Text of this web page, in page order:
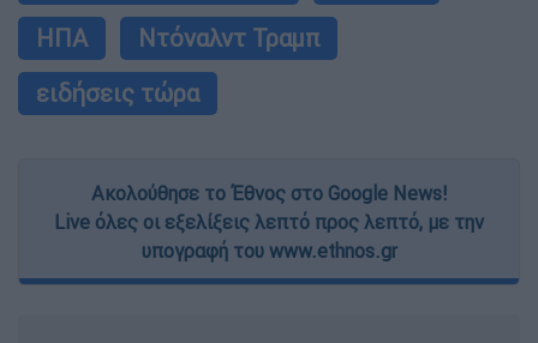
ΗΠΑ
Ντόναλντ Τραμπ
ειδήσεις τώρα
Ακολούθησε το Έθνος στο Google News!
Live όλες οι εξελίξεις λεπτό προς λεπτό, με την
υπογραφή του www.ethnos.gr